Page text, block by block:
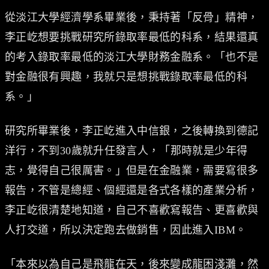
從淡江大學經濟學系畢業後，秉持著「反骨」精神，
李正屹想要挑戰研究所錄取率最低的科系，結果還真
的考入錄取率最低的淡江大學財務金融系。「也不是
對金融很有興趣，我就只是想挑戰錄取率最低的科
系。」
研究所畢業後，李正屹進入中信銀，之後轉換到德記
洋行，不到30歲就升任發言人，「那時就是少年得
志，覺得自己很厲害。」但是在金融業，需要寫很多
報告，不管是總經、個經還是各式各樣的產業分析，
李正屹很清楚地知道，自己不喜歡寫報告、更喜歡與
人打交道，所以決定跑去做銷售，因此進入IBM。
「本來以為自己是飛龍在天，後來變成龍困淺灘，然